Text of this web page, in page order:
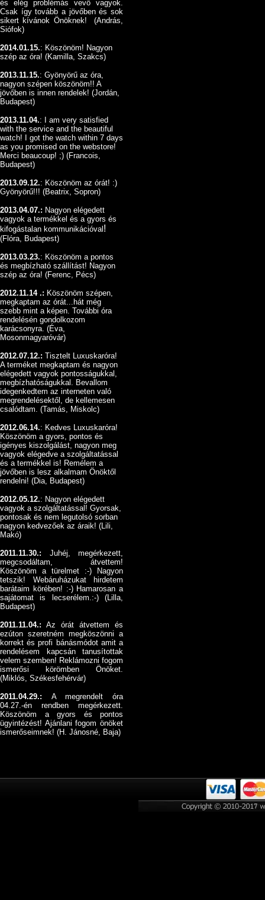
és elég problémás vevő vagyok.
Csak így tovább a jövőben és sok
sikert kívánok Önöknek! (András,
Siófok)
2014.01.15.: Köszönöm! Nagyon
szép az óra! (Kamilla, Szakcs)
2013.11.15.: Gyönyörű az óra,
nagyon szépen köszönöm!! A
jövőben is innen rendelek! (Jordán,
Budapest)
2013.11.04.: I am very satisfied
with the service and the beautiful
watch! I got the watch within 7 days
as you promised on the webstore!
Merci beaucoup! ;) (Francois,
Budapest)
2013.09.12.: Köszönöm az órát! :)
Gyönyörű!!! (Beatrix, Sopron)
2013.04.07.: Nagyon elégedett
vagyok a termékkel és a gyors és
kifogástalan kommunikációval !
(Flóra, Budapest)
2013.03.23.: Köszönöm a pontos
és megbízható szállítást! Nagyon
szép az óra! (Ferenc, Pécs)
2012.11.14 .: Köszönöm szépen,
megkaptam az órát...hát még
szebb mint a képen. További óra
rendelésén gondolkozom
karácsonyra. (Éva,
Mosonmagyaróvár)
2012.07.12.: Tisztelt Luxuskaróra!
A terméket megkaptam és nagyon
elégedett vagyok pontosságukkal,
megbízhatóságukkal. Bevallom
idegenkedtem az interneten való
megrendelésektől, de kellemesen
csalódtam. (Tamás, Miskolc)
2012.06.14.: Kedves Luxuskaróra!
Köszönöm a gyors, pontos és
igényes kiszolgálást, nagyon meg
vagyok elégedve a szolgáltatással
és a termékkel is! Remélem a
jövőben is lesz alkalmam Önöktől
rendelni! (Dia, Budapest)
2012.05.12.: Nagyon elégedett
vagyok a szolgáltatással! Gyorsak,
pontosak és nem legutolsó sorban
nagyon kedvezőek az áraik! (Lili,
Makó)
2011.11.30.: Juhéj, megérkezett,
megcsodáltam, átvettem!
Köszönöm a türelmet :-) Nagyon
tetszik! Webáruházukat hirdetem
barátaim körében! :-) Hamarosan a
sajátomat is lecserélem.:-) (Lilla,
Budapest)
2011.11.04.: Az órát átvettem és
ezúton szeretném megköszönni a
korrekt és profi bánásmódot amit a
rendelésem kapcsán tanusítottak
velem szemben! Reklámozni fogom
ismerősi körömben Önöket.
(Miklós, Székesfehérvár)
2011.04.29.: A megrendelt óra
04.27.-én rendben megérkezett.
Köszönöm a gyors és pontos
ügyintézést! Ajánlani fogom önöket
ismerőseimnek! (H. Jánosné, Baja)